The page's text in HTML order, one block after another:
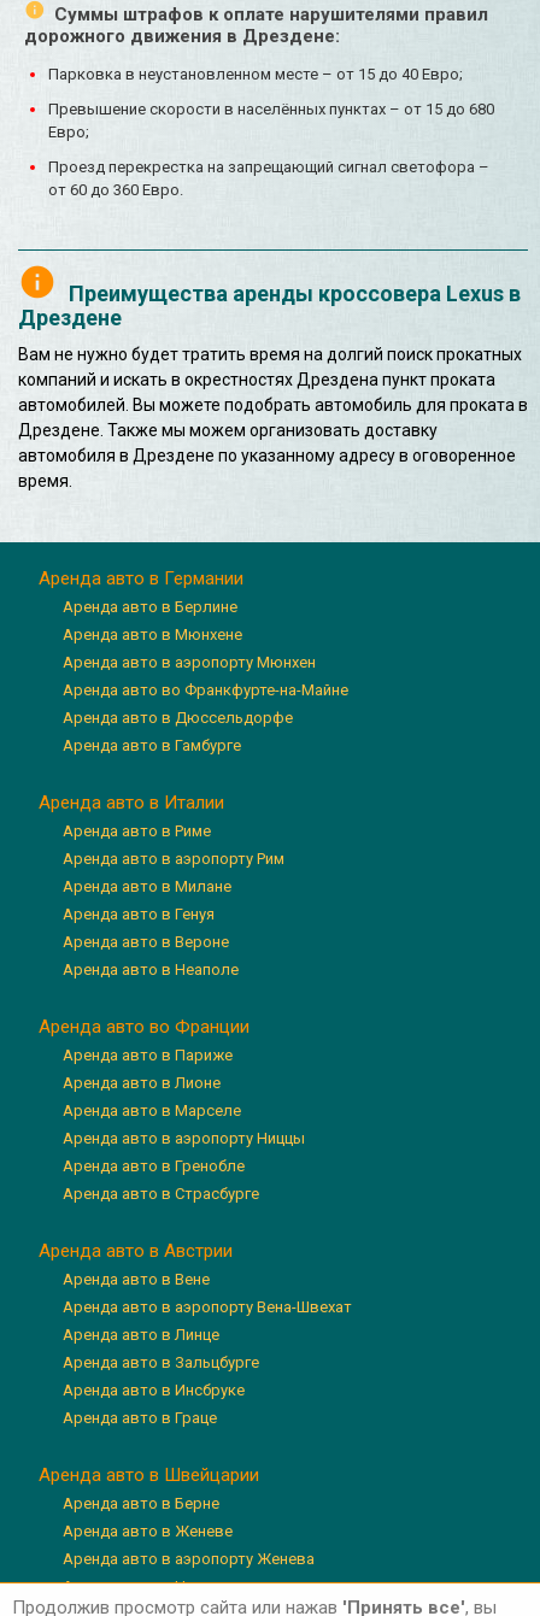
Суммы штрафов к оплате нарушителями правил
дорожного движения в Дрездене:
Парковка в неустановленном месте – от 15 до 40 Евро;
Превышение скорости в населённых пунктах – от 15 до 680
Евро;
Проезд перекрестка на запрещающий сигнал светофора –
от 60 до 360 Евро.
Преимущества аренды кроссовера Lexus в
Дрездене
Вам не нужно будет тратить время на долгий поиск прокатных
компаний и искать в окрестностях Дрездена пункт проката
автомобилей. Вы можете подобрать автомобиль для проката в
Дрездене. Также мы можем организовать доставку
автомобиля в Дрездене по указанному адресу в оговоренное
время.
Аренда авто в Германии
Аренда авто в Берлине
Аренда авто в Мюнхене
Аренда авто в аэропорту Мюнхен
Аренда авто во Франкфурте-на-Майне
Аренда авто в Дюссельдорфе
Аренда авто в Гамбурге
Аренда авто в Италии
Аренда авто в Риме
Аренда авто в аэропорту Рим
Аренда авто в Милане
Аренда авто в Генуя
Аренда авто в Вероне
Аренда авто в Неаполе
Аренда авто во Франции
Аренда авто в Париже
Аренда авто в Лионе
Аренда авто в Марселе
Аренда авто в аэропорту Ниццы
Аренда авто в Гренобле
Аренда авто в Страсбурге
Аренда авто в Австрии
Аренда авто в Вене
Аренда авто в аэропорту Вена-Швехат
Аренда авто в Линце
Аренда авто в Зальцбурге
Аренда авто в Инсбруке
Аренда авто в Граце
Аренда авто в Швейцарии
Аренда авто в Берне
Аренда авто в Женеве
Аренда авто в аэропорту Женева
Аренда авто в Цюрихе
Продолжив просмотр сайта или нажав 'Принять все', вы